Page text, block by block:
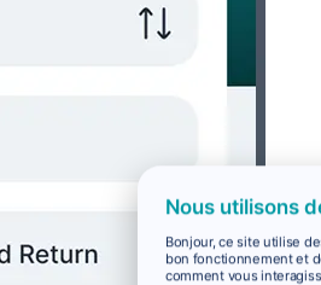
Nous utilisons
Bonjour, ce site utilise
bon fonctionnement et
comment vous